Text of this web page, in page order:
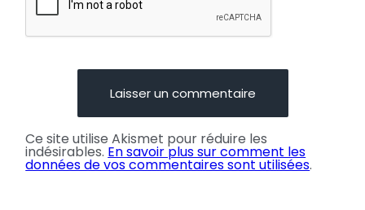
Ce site utilise Akismet pour réduire les
indésirables. En savoir plus sur comment les
données de vos commentaires sont utilisées.